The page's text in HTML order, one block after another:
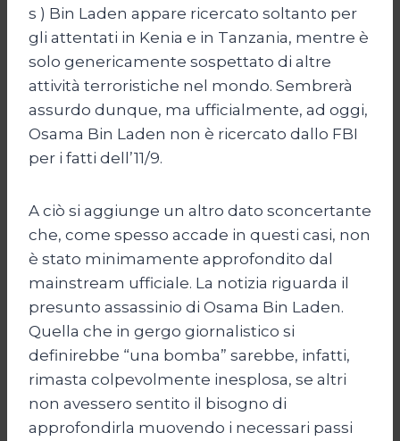
s ) Bin Laden appare ricercato soltanto per
gli attentati in Kenia e in Tanzania, mentre è
solo genericamente sospettato di altre
attività terroristiche nel mondo. Sembrerà
assurdo dunque, ma ufficialmente, ad oggi,
Osama Bin Laden non è ricercato dallo FBI
per i fatti dell’11/9.
A ciò si aggiunge un altro dato sconcertante
che, come spesso accade in questi casi, non
è stato minimamente approfondito dal
mainstream ufficiale. La notizia riguarda il
presunto assassinio di Osama Bin Laden.
Quella che in gergo giornalistico si
definirebbe “una bomba” sarebbe, infatti,
rimasta colpevolmente inesplosa, se altri
non avessero sentito il bisogno di
approfondirla muovendo i necessari passi